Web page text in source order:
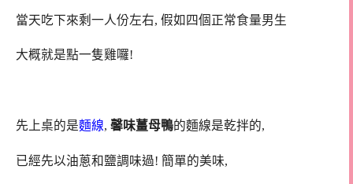
當天吃下來剩一人份左右, 假如四個正常食量男生
大概就是點一隻雞囉!
先上桌的是麵線, 馨味薑母鴨的麵線是乾拌的,
已經先以油蔥和鹽調味過! 簡單的美味,